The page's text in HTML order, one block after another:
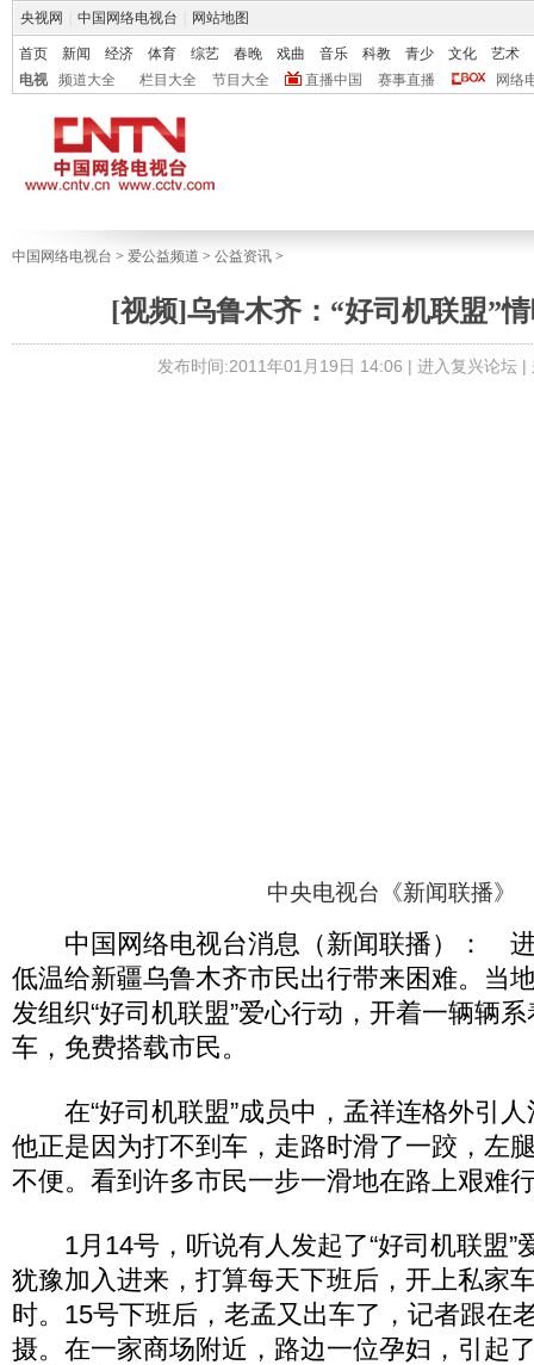
央视网 中国网络电视台 网站地图
首页 新闻 经济 体育 综艺 春晚 戏曲 音乐 科教 青少 文化
艺术
电视
频道大全 栏目大全 节目大全 直播中国 赛事直播 网络
中国网络电视台 > 爱公益频道 > 公益资讯 >
[视频]乌鲁木齐：“好司机联盟”
发布时间:2011年01月19日 14:06 | 进入复兴论坛|
中央电视台《新闻联播》
中国网络电视台消息（新闻联播）： 进
低温给新疆乌鲁木齐市民出行带来困难。当
发组织“好司机联盟”爱心行动，开着一辆辆
车，免费搭载市民。
在“好司机联盟”成员中，孟祥连格外引人
他正是因为打不到车，走路时滑了一跤，左
不便。看到许多市民一步一滑地在路上艰难
1月14号，听说有人发起了“好司机联盟”
犹豫加入进来，打算每天下班后，开上私家
时。15号下班后，老孟又出车了，记者跟在
摄。在一家商场附近，路边一位孕妇，引起